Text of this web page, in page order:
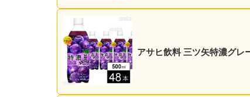
アサヒ飲料 三ツ矢特濃グレ